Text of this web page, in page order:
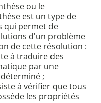
ou le
est un type de
qui permet de
d'un problème
de cette résolution :
à traduire des
par une
;
à vérifier que tous
les propriétés